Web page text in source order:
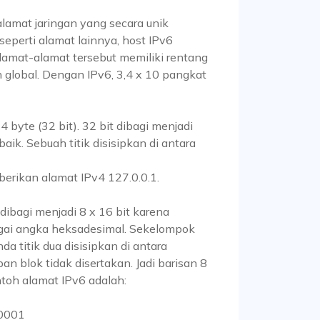
jaringan yang secara unik
alamat lainnya, host IPv6
alamat tersebut memiliki rentang
Dengan IPv6, 3,4 x 10 pangkat
byte (32 bit). 32 bit dibagi menjadi
Sebuah titik disisipkan di antara
alamat IPv4 127.0.0.1.
menjadi 8 x 16 bit karena
angka heksadesimal. Sekelompok
titik dua disisipkan di antara
blok tidak disertakan. Jadi barisan 8
alamat IPv6 adalah: